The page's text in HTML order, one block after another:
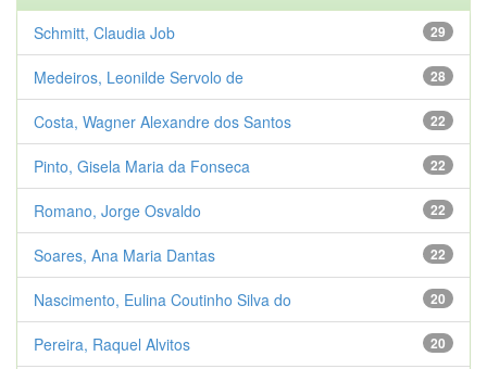
29
Schmitt, Claudia Job
28
Medeiros, Leonilde Servolo de
22
Costa, Wagner Alexandre dos Santos
22
Pinto, Gisela Maria da Fonseca
22
Romano, Jorge Osvaldo
22
Soares, Ana Maria Dantas
20
Nascimento, Eulina Coutinho Silva do
20
Pereira, Raquel Alvitos